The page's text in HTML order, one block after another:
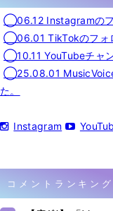
◯06.12 Instagramのフ
◯06.01 TikTokのフォ
◯10.11 YouTubeチャ
◯25.08.01 MusicVoice
た。
Instagram
コメントランキング